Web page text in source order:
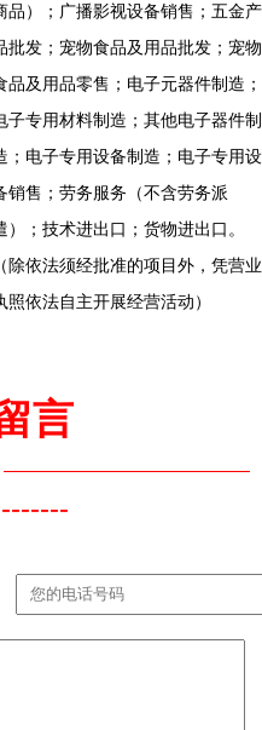
品）；广播影视设备销售；五金产
批发；宠物食品及用品批发；宠物
品及用品零售；电子元器件制造；
子专用材料制造；其他电子器件制
；电子专用设备制造；电子专用设
销售；劳务服务（不含劳务派
）；技术进出口；货物进出口。
（除依法须经批准的项目外，凭营业
照依法自主开展经营活动）
言